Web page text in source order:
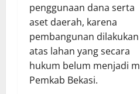
penggunaan dana serta
aset daerah, karena
pembangunan
atas lahan yang secara
hukum belum menjadi
Pemkab Bekasi.